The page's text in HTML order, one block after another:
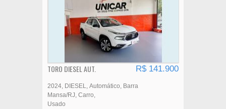
TORO DIESEL AUT. R$ 141.900
2024 DIESEL Automático
Barra
Mansa/RJ Carro
Usado